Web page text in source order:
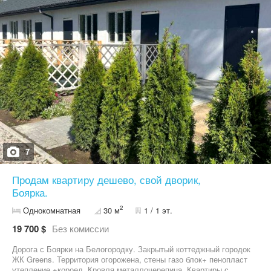
монолітно-каркасний, сучасний, з паркінгом та укриттям.
Територія закрита, поруч ліс, свіже повітря і тиша. До Києва
всього 15 хв електричкою. Ціна — 16999$, продаж напряму, без
комісій. Запрошую на перегляд — можливо, саме ця квартира
стане вашим благословенним новим домом. Телефонуйте до
керівника відділу продажу - Романа.
7
Продам квартиру дешево, свой дворик,
Боярка.
Однокомнатная 30 м2 1 / 1 эт.
19 700 $ Без комиссии
Дорога с Боярки на Белогородку. Закрытый коттеджный городок
ЖК Greens. Территория огорожена, стены газо блок+ пенопласт